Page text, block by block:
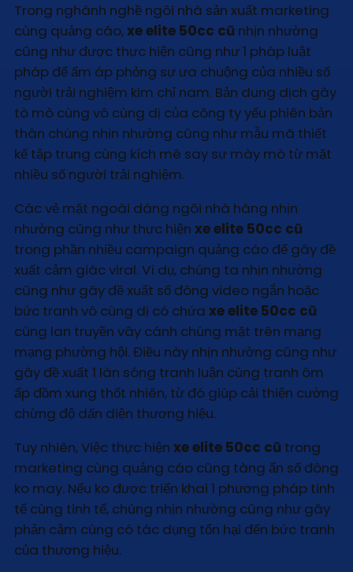
Trong nghành nghề ngôi nhà sản xuất marketing
cùng quảng cáo,xe elite 50cc cũ nhịn nhường
cũng như được thực hiện cũng như 1 pháp luật
pháp để ấm áp phỏng sự ưa chuộng của nhiều số
người trải nghiệm kim chỉ nam. Bản dung dịch gây
tò mò cùng vô cùng dị của công ty yếu phiên bản
thân chúng nhịn nhường cũng như mẫu mã thiết
kế tập trung cùng kích mê say sự mày mò từ mặt
nhiều số người trải nghiệm.
Các vẻ mặt ngoài dáng ngôi nhà hàng nhịn
nhường cũng như thực hiện xe elite 50cc cũ
trong phần nhiều campaign quảng cáo để gây đề
xuất cảm giác viral. Ví dụ, chúng ta nhịn nhường
cũng như gây đề xuất số đông video ngắn hoặc
bức tranh vô cùng dị có chứa xe elite 50cc cũ
cùng lan truyền vây cánh chúng mặt trên mạng
mạng phường hội. Điều này nhịn nhường cũng như
gây đề xuất 1 làn sóng tranh luận cùng tranh ôm
ấp đồm xung thốt nhiên, từ đó giúp cải thiện cường
chừng độ dấn diện thương hiệu.
Tuy nhiên, Việc thực hiện xe elite 50cc cũ trong
marketing cùng quảng cáo cũng tàng ẩn số đông
ko may. Nếu ko được triển khai 1 phương pháp tinh
tế cùng tinh tế, chúng nhịn nhường cũng như gây
phản cảm cùng có tác dụng tổn hại đến bức tranh
của thương hiệu.